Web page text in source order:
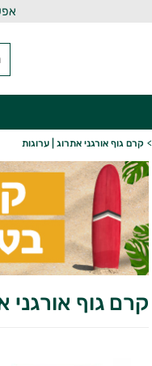
> קרם גוף אורגני אתרוג | ערוגות
קרם גוף אורגני